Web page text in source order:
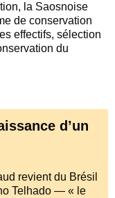
la Saosnoise
de conservation
effectifs, sélection
du
d’un
revient du Brésil
Telhado — « le